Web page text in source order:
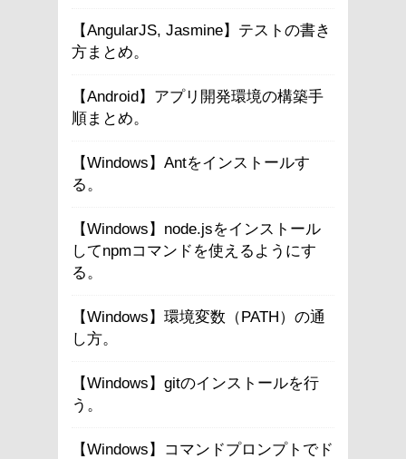
【AngularJS, Jasmine】テストの書き
方まとめ。
【Android】アプリ開発環境の構築手
順まとめ。
【Windows】Antをインストールす
る。
【Windows】node.jsをインストール
してnpmコマンドを使えるようにす
る。
【Windows】環境変数（PATH）の通
し方。
【Windows】gitのインストールを行
う。
【Windows】コマンドプロンプトでド